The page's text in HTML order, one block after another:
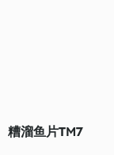
糟溜鱼片TM7